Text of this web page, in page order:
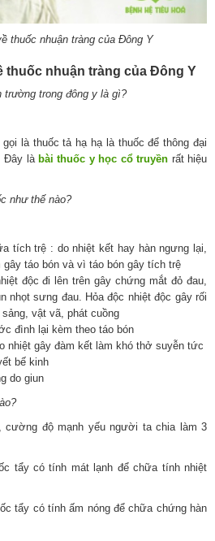
thuốc nhuận tràng của Đông Y
thuốc nhuận tràng của Đông Y
trường trong đông y là gì?
là thuốc tả hạ hạ là thuốc để thông đại
Đây là bài thuốc y học cổ truyền rất hiệu
như thế nào?
tích trệ : do nhiệt kết hay hàn ngưng lại,
gây táo bón và vì táo bón gây tích trệ
độc đi lên trên gây chứng mắt đỏ đau,
nhọt sưng đau. Hỏa độc nhiệt độc gây rối
vật vã, phát cuồng
đình lại kèm theo táo bón
nhiệt gây đàm kết làm khó thở suyễn tức
bế kinh
do giun
cường độ mạnh yếu người ta chia làm 3
tẩy có tính mát lạnh để chữa tính nhiệt
tẩy có tính ấm nóng để chữa chứng hàn